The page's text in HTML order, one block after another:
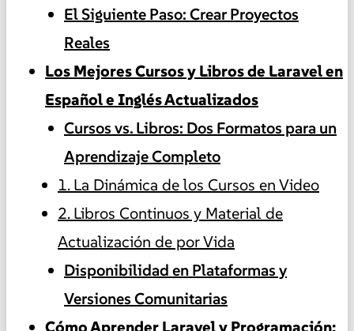
El Siguiente Paso: Crear Proyectos
Reales
Los Mejores Cursos y Libros de Laravel en
Español e Inglés Actualizados
Cursos vs. Libros: Dos Formatos para un
Aprendizaje Completo
1. La Dinámica de los Cursos en Video
2. Libros Continuos y Material de
Actualización de por Vida
Disponibilidad en Plataformas y
Versiones Comunitarias
Cómo Aprender Laravel y Programación: